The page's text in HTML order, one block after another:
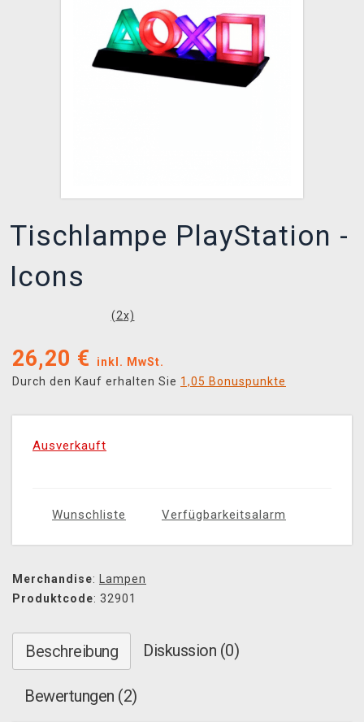
Tischlampe PlayStation -
Icons
(2x)
26,20 €
inkl. MwSt.
Durch den Kauf erhalten Sie 1,05 Bonuspunkte
Ausverkauft
Wunschliste Verfügbarkeitsalarm
Merchandise: Lampen
Produktcode: 32901
Beschreibung Diskussion (0)
Bewertungen (2)